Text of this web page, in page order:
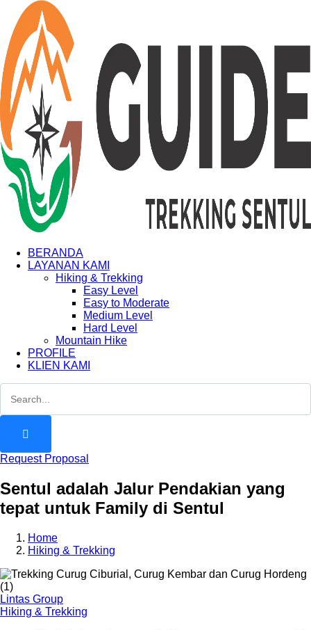
BERANDA
LAYANAN KAMI
Hiking & Trekking
Easy Level
Easy to Moderate
Medium Level
Hard Level
Mountain Hike
PROFILE
KLIEN KAMI
Request Proposal
Sentul adalah Jalur Pendakian yang
tepat untuk Family di Sentul
Home
Hiking & Trekking
Lintas Group
Hiking & Trekking